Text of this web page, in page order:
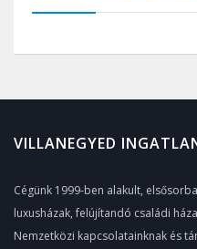
VILLANEGYED
Cégünk 1999-ben alakult,
luxusházak, felújítandó családi
Nemzetközi kapcsolatainknak és